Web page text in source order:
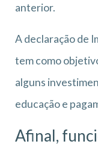
anterior.
A declaração de
tem como
alguns
educação e
Afinal,